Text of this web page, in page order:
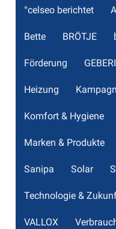
°celseo berichtet
Bette BRÖTJE
Förderung
Heizung
Komfort & Hygiene
Marken & Produkte
Sanipa Solar
Technologie &
VALLOX